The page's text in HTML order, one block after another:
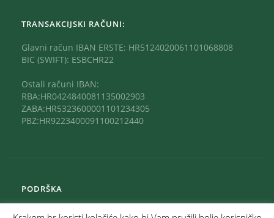
TRANSAKCIJSKI RAČUNI:
Glavni račun IBAN ERSTE: HR5124020061101068808
BIC (SWIFT): ESBCHR22
Ostali računi IBAN:
RBA:HR0424840081135002903
ZABA:HR5323600001101234305
PBZ:HR9223400091100212440
PODRŠKA